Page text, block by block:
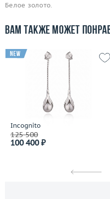
Белое золото.
Вам также может
Incognito
125 500
100 400 ₽
new